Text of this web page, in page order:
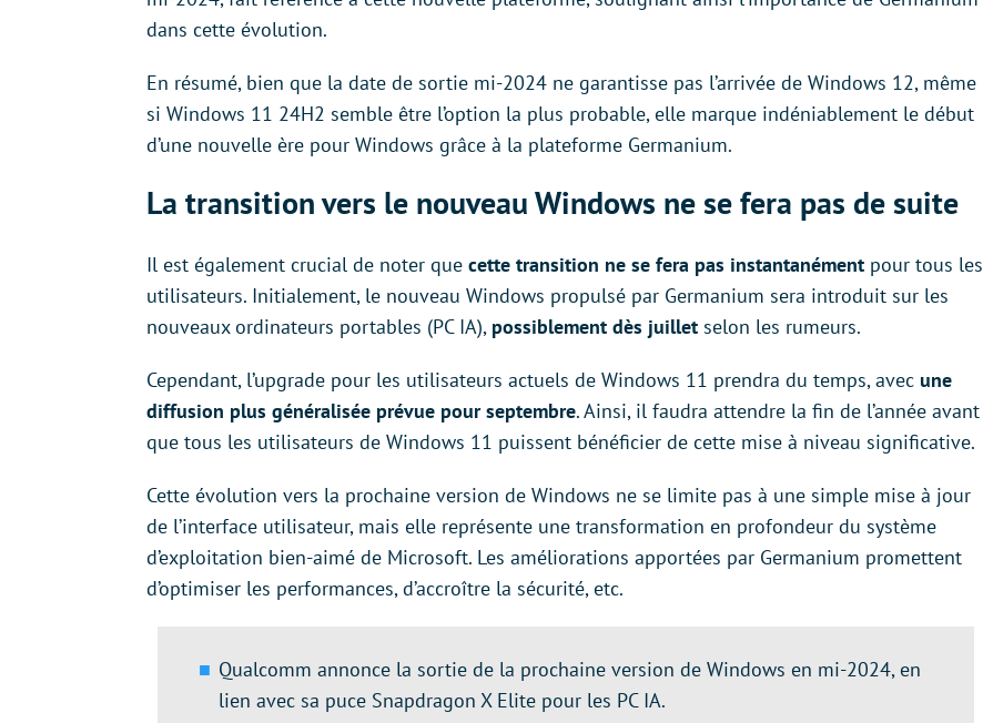
dans cette évolution.
En résumé, bien que la date de sortie mi-2024 ne garantisse pas l’arrivée de Windows 12, même
si Windows 11 24H2 semble être l’option la plus probable, elle marque indéniablement le début
d’une nouvelle ère pour Windows grâce à la plateforme Germanium.
La transition vers le nouveau Windows ne se fera pas de suite
Il est également crucial de noter que cette transition ne se fera pas instantanément pour tous les
utilisateurs. Initialement, le nouveau Windows propulsé par Germanium sera introduit sur les
nouveaux ordinateurs portables (PC IA), possiblement dès juillet selon les rumeurs.
Cependant, l’upgrade pour les utilisateurs actuels de Windows 11 prendra du temps, avec une
diffusion plus généralisée prévue pour septembre. Ainsi, il faudra attendre la fin de l’année avant
que tous les utilisateurs de Windows 11 puissent bénéficier de cette mise à niveau significative.
Cette évolution vers la prochaine version de Windows ne se limite pas à une simple mise à jour
de l’interface utilisateur, mais elle représente une transformation en profondeur du système
d’exploitation bien-aimé de Microsoft. Les améliorations apportées par Germanium promettent
d’optimiser les performances, d’accroître la sécurité, etc.
Qualcomm annonce la sortie de la prochaine version de Windows en mi-2024, en
lien avec sa puce Snapdragon X Elite pour les PC IA.